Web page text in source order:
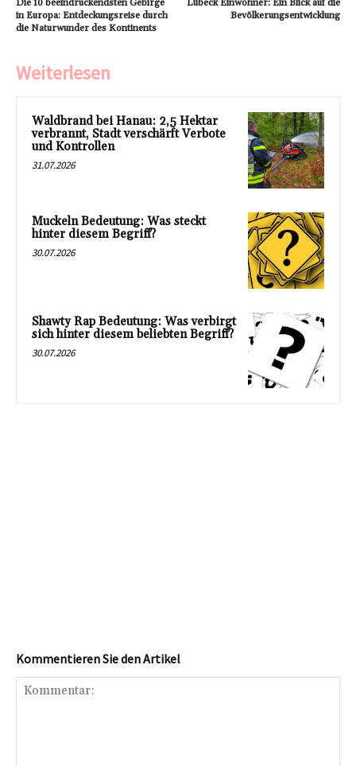
Die 10 beeindruckendsten Gebirge
in Europa: Entdeckungsreise durch
die Naturwunder des Kontinents
Lübeck Einwohner: Ein Blick auf die
Bevölkerungsentwicklung
Weiterlesen
Waldbrand bei Hanau: 2,5 Hektar
verbrannt, Stadt verschärft Verbote
und Kontrollen
31.07.2026
Muckeln Bedeutung: Was steckt
hinter diesem Begriff?
30.07.2026
Shawty Rap Bedeutung: Was verbirgt
sich hinter diesem beliebten Begriff?
30.07.2026
Kommentieren Sie den Artikel